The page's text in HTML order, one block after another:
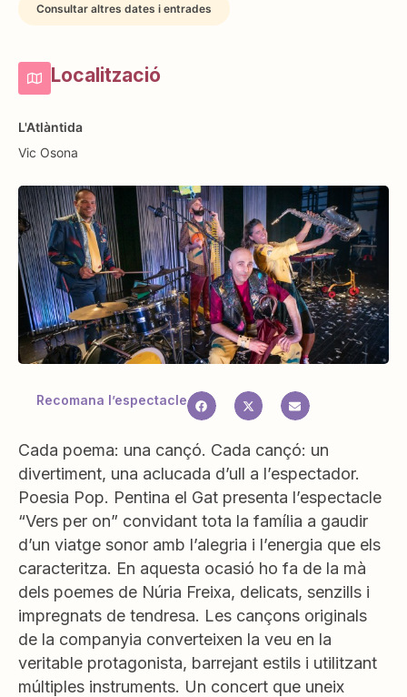
Consultar altres dates i entrades
Localització
L'Atlàntida
Vic Osona
Recomana l’espectacle
Cada poema: una cançó. Cada cançó: un
divertiment, una aclucada d’ull a l’espectador.
Poesia Pop. Pentina el Gat presenta l’espectacle
“Vers per on” convidant tota la família a gaudir
d’un viatge sonor amb l’alegria i l’energia que els
caracteritza. En aquesta ocasió ho fa de la mà
dels poemes de Núria Freixa, delicats, senzills i
impregnats de tendresa. Les cançons originals
de la companyia converteixen la veu en la
veritable protagonista, barrejant estils i utilitzant
múltiples instruments. Un concert que uneix